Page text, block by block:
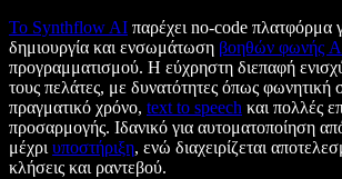
Το Synthflow AI παρέχει no-code πλατφόρμα
δημιουργία και ενσωμάτωση βοηθών φωνής
προγραμματισμού. Η εύχρηστη διεπαφή
τους πελάτες, με δυνατότητες όπως φωνητική
πραγματικό χρόνο, text to speech και πολλές
προσαρμογής. Ιδανικό για αυτοματοποίηση
μέχρι υποστήριξη, ενώ διαχειρίζεται
κλήσεις και ραντεβού.